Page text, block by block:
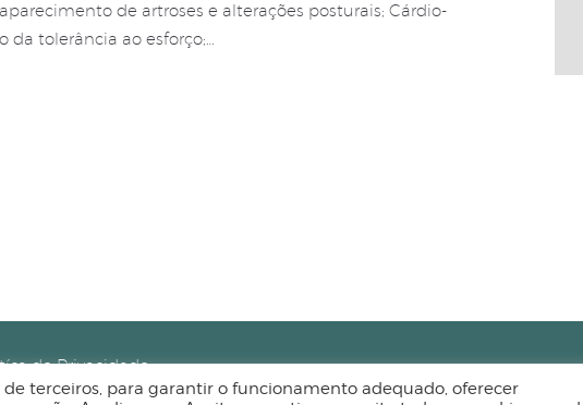
de artroses e alterações posturais; Cárdio-
da tolerância ao esforço;…
de Privacidade
terceiros, para garantir o funcionamento adequado, oferecer